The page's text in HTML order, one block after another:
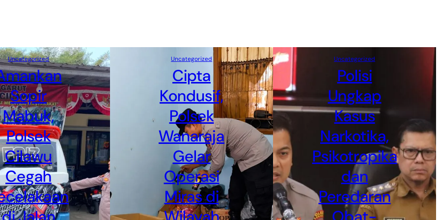
Uncategorized
Sopir
Mabuk,
Polsek
Cilawu
Cegah
Uncategorized
Cipta
Kondusif,
Polsek
Wanaraja
Gelar
Operasi
Miras di
Uncategorized
Polisi
Ungkap
Kasus
Narkotika,
Psikotropika
dan
Peredaran